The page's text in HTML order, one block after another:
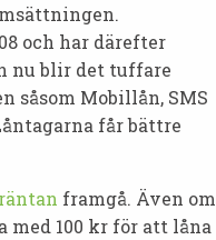
och har därefter
nu blir det tuffare
såsom Mobillån, SMS
får bättre
framgå. Även om
med 100 kr för att låna